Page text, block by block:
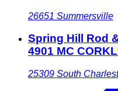
26651 Summersville
Spring Hill Rod
4901 MC
25309 South